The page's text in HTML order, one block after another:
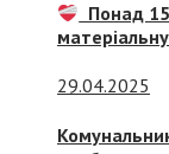
Понад
29.04.2025